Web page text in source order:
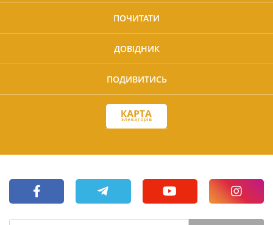
ПОЧИТАТИ
ДОВІДНИК
ПОДИВИТИСЬ